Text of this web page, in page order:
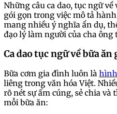
Những câu ca dao, tục ngữ
gói gọn trong việc mô tả
mang nhiều ý nghĩa ẩn dụ,
đạo lý làm người của cha ông
Ca dao tục ngữ về bữa ăn
Bữa cơm gia đình luôn là
liêng trong văn hóa Việt.
rõ nét sự ấm cúng, sẻ chia
mỗi bữa ăn: